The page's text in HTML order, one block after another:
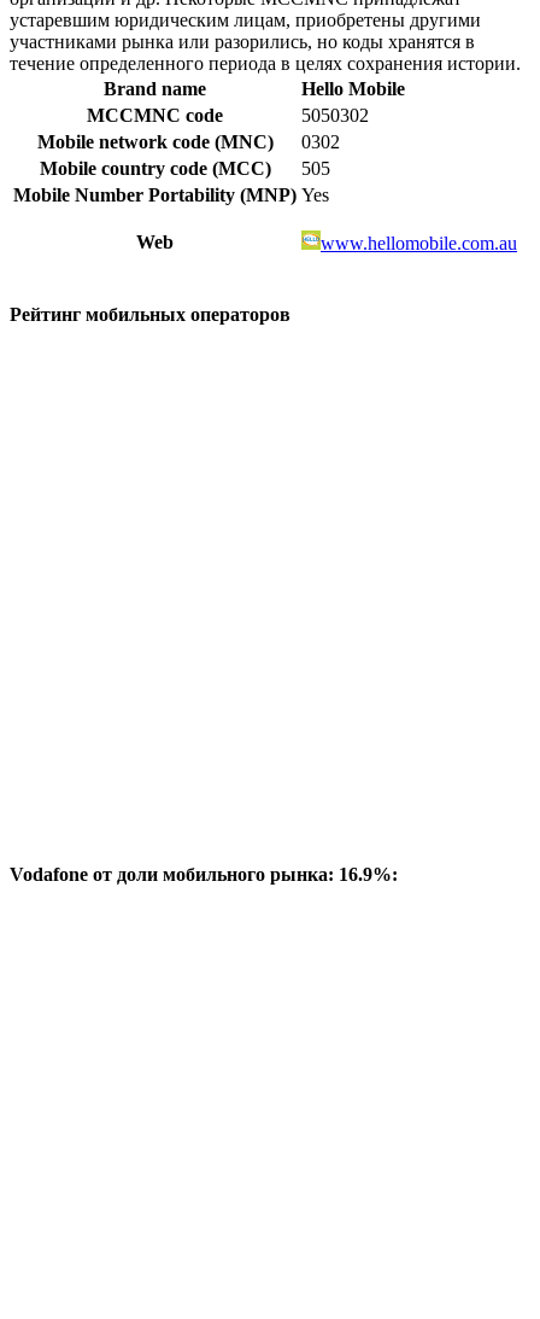
устаревшим юридическим лицам, приобретены другими
участниками рынка или разорились, но коды хранятся в
течение определенного периода в целях сохранения истории.
Brand name
Hello Mobile
MCCMNC code
5050302
Mobile network code (MNC)
0302
Mobile country code (MCC)
505
Mobile Number Portability (MNP) Yes
Web www.hellomobile.com.au
Рейтинг мобильных операторов
Vodafone от доли мобильного рынка: 16.9%: